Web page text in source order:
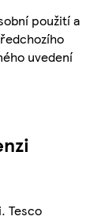
použití a
uvedení
Tesco